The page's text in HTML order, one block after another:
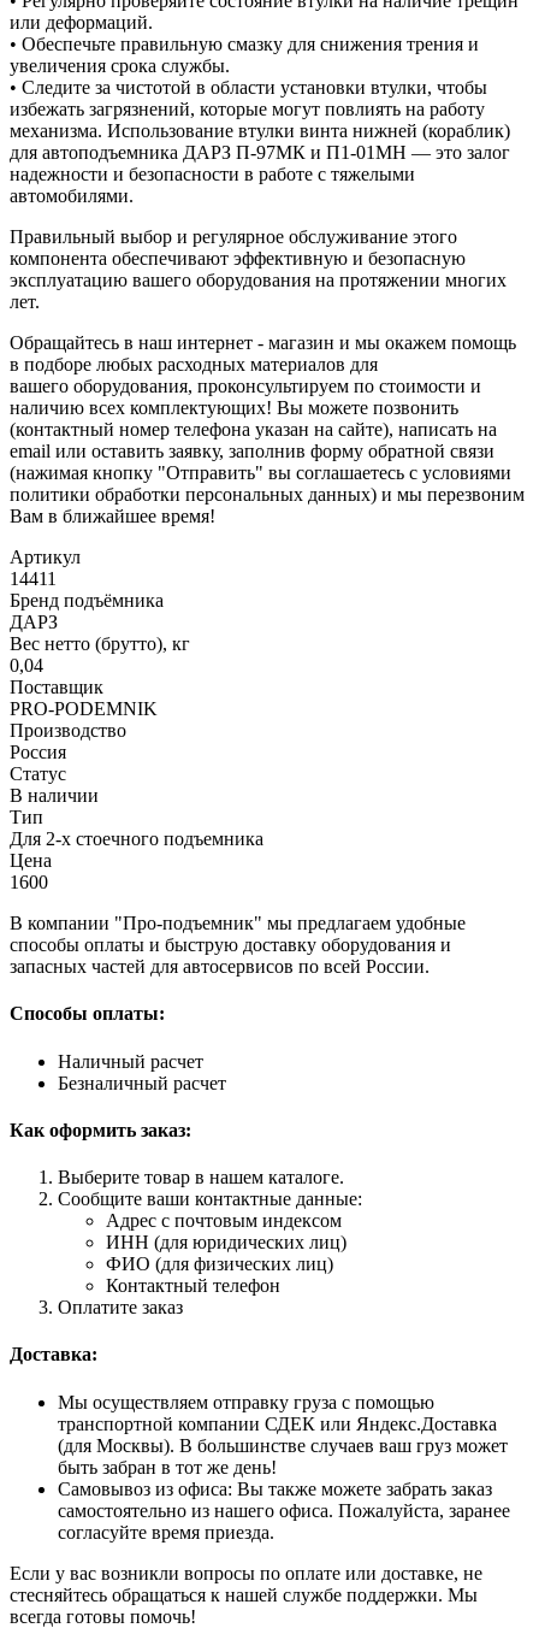
или деформаций.
• Обеспечьте правильную смазку для снижения трения и
увеличения срока службы.
• Следите за чистотой в области установки втулки, чтобы
избежать загрязнений, которые могут повлиять на работу
механизма. Использование втулки винта нижней (кораблик)
для автоподъемника ДАРЗ П-97МК и П1-01МН — это залог
надежности и безопасности в работе с тяжелыми
автомобилями.
Правильный выбор и регулярное обслуживание этого
компонента обеспечивают эффективную и безопасную
эксплуатацию вашего оборудования на протяжении многих
лет.
Обращайтесь в наш интернет - магазин и мы окажем помощь
в подборе любых расходных материалов для
вашего оборудования, проконсультируем по стоимости и
наличию всех комплектующих! Вы можете позвонить
(контактный номер телефона указан на сайте), написать на
email или оставить заявку, заполнив форму обратной связи
(нажимая кнопку "Отправить" вы соглашаетесь с условиями
политики обработки персональных данных) и мы перезвоним
Вам в ближайшее время!
Артикул
14411
Бренд подъёмника
ДАРЗ
Вес нетто (брутто), кг
0,04
Поставщик
PRO-PODEMNIK
Производство
Россия
Статус
В наличии
Тип
Для 2-х стоечного подъемника
Цена
1600
В компании "Про-подъемник" мы предлагаем удобные
способы оплаты и быструю доставку оборудования и
запасных частей для автосервисов по всей России.
Способы оплаты:
Наличный расчет
Безналичный расчет
Как оформить заказ:
Выберите товар в нашем каталоге.
Сообщите ваши контактные данные:
Адрес с почтовым индексом
ИНН (для юридических лиц)
ФИО (для физических лиц)
Контактный телефон
Оплатите заказ
Доставка:
Мы осуществляем отправку груза с помощью
транспортной компании СДЕК или Яндекс.Доставка
(для Москвы). В большинстве случаев ваш груз может
быть забран в тот же день!
Самовывоз из офиса: Вы также можете забрать заказ
самостоятельно из нашего офиса. Пожалуйста, заранее
согласуйте время приезда.
Если у вас возникли вопросы по оплате или доставке, не
стесняйтесь обращаться к нашей службе поддержки. Мы
всегда готовы помочь!